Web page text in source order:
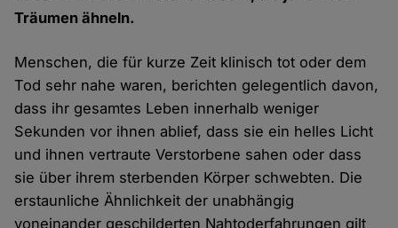
Träumen ähneln.
Menschen, die für kurze Zeit klinisch tot oder dem
Tod sehr nahe waren, berichten gelegentlich davon,
dass ihr gesamtes Leben innerhalb weniger
Sekunden vor ihnen ablief, dass sie ein helles Licht
und ihnen vertraute Verstorbene sahen oder dass
sie über ihrem sterbenden Körper schwebten. Die
erstaunliche Ähnlichkeit der unabhängig
voneinander geschilderten Nahtoderfahrungen gilt